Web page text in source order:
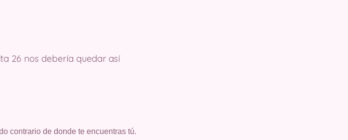
26 nos debería quedar así
contrario de donde te encuentras tú.